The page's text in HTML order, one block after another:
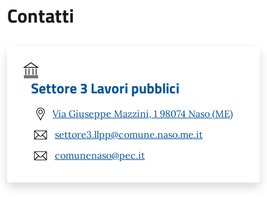
Contatti
Settore 3 Lavori pubblici
Via Giuseppe Mazzini, 1 98074 Naso (ME)
settore3.llpp@comune.naso.me.it
comunenaso@pec.it